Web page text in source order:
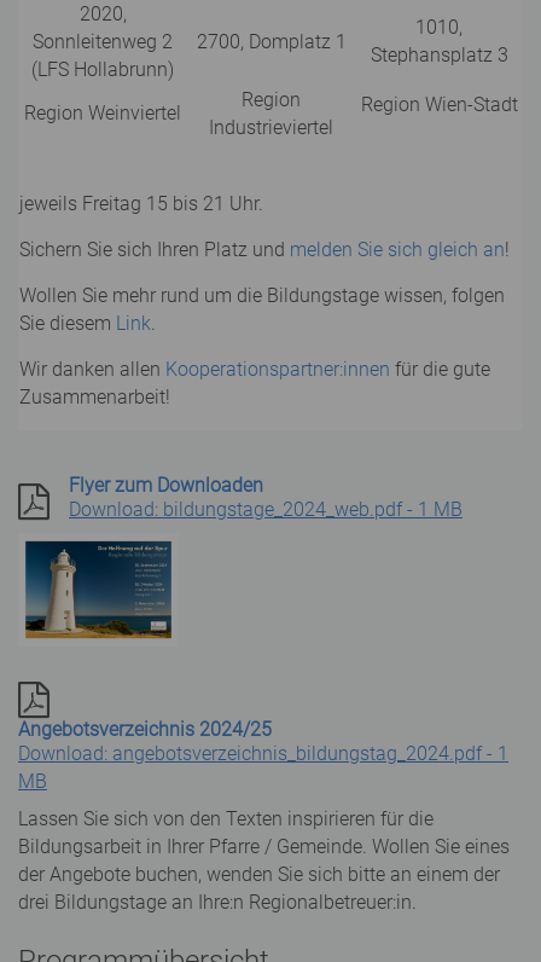
2020,
Sonnleitenweg 2
(LFS Hollabrunn)
2700, Domplatz 1
1010,
Stephansplatz 3
Region Weinviertel
Region
Industrieviertel
Region Wien-Stadt
jeweils Freitag 15 bis 21 Uhr.
Sichern Sie sich Ihren Platz und melden Sie sich gleich an!
Wollen Sie mehr rund um die Bildungstage wissen, folgen
Sie diesem Link
Wir danken allen Kooperationspartner:innen für die gute
Zusammenarbeit!
Flyer zum Downloaden
Download: bildungstage_2024_web.pdf - 1 MB
Angebotsverzeichnis 2024/25
Download: angebotsverzeichnis_bildungstag_2024.pdf - 1
MB
Lassen Sie sich von den Texten inspirieren für die
Bildungsarbeit in Ihrer Pfarre / Gemeinde. Wollen Sie eines
der Angebote buchen, wenden Sie sich bitte an einem der
drei Bildungstage an Ihre:n Regionalbetreuer:in.